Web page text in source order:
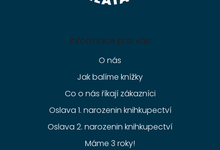
Informace pro vás
O nás
Jak balíme knížky
Co o nás říkají zákazníci
Oslava 1. narozenin knihkupectví
Oslava 2. narozenin knihkupectví
Máme 3 roky!